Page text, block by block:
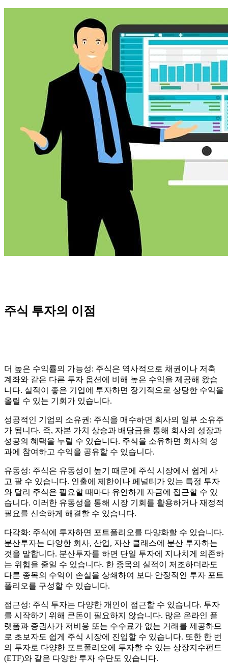
주식 투자의 이점
더 높은 수익률의 가능성: 주식은 역사적으로 채권이나 저축
계좌와 같은 다른 투자 옵션에 비해 높은 수익을 제공해 왔습
니다. 실적이 좋은 기업에 투자하면 장기적으로 상당한 수익을
올릴 수 있는 기회가 있습니다.
성공적인 기업의 소유권: 주식을 매수하면 회사의 일부 소유주
가 됩니다. 즉, 자본 가치 상승과 배당금을 통해 회사의 성장과
성공의 혜택을 누릴 수 있습니다. 주식을 소유하면 회사의 성
과에 참여하고 수익을 공유할 수 있습니다.
유동성: 주식은 유동성이 높기 때문에 주식 시장에서 쉽게 사
고 팔 수 있습니다. 인출에 제한이나 페널티가 있는 특정 투자
와 달리 주식은 필요할 때마다 유연하게 자금에 접근할 수 있
습니다. 이러한 유동성을 통해 시장 기회를 활용하거나 재정적
필요를 신속하게 해결할 수 있습니다.
다각화: 주식에 투자하면 포트폴리오를 다양화할 수 있습니다.
분산투자는 다양한 회사, 산업, 자산 클래스에 분산 투자하는
것을 말합니다. 분산투자를 하면 단일 투자에 지나치게 의존하
는 위험을 줄일 수 있습니다. 한 종목의 실적이 저조하더라도
다른 종목의 수익이 손실을 상쇄하여 보다 안정적인 투자 포트
폴리오를 구성할 수 있습니다.
접근성: 주식 투자는 다양한 개인이 접근할 수 있습니다. 투자
를 시작하기 위해 큰돈이 필요하지 않습니다. 많은 온라인 플
랫폼과 증권사가 저비용 또는 수수료가 없는 거래를 제공하므
로 초보자도 쉽게 주식 시장에 진입할 수 있습니다. 또한 한 번
의 투자로 다양한 포트폴리오에 투자할 수 있는 상장지수펀드
(ETF)와 같은 다양한 투자 수단도 있습니다.